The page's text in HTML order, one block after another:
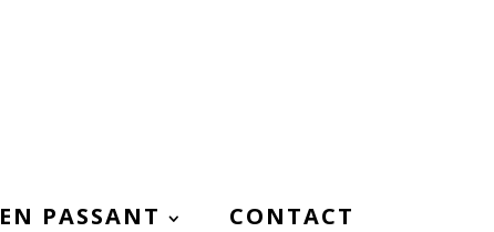
EN PASSANT CONTACT